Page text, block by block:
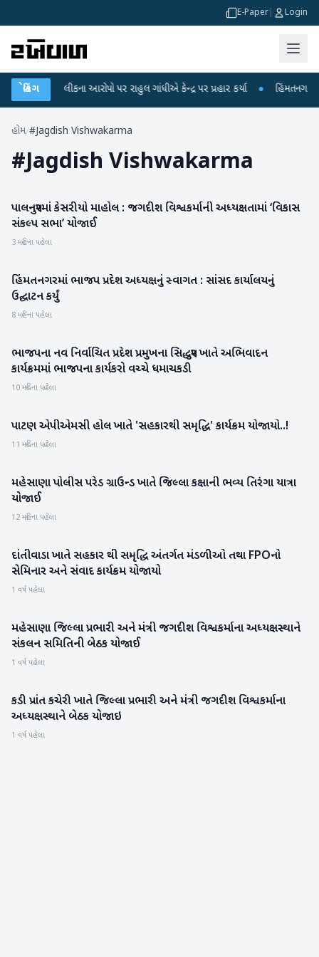
E-Paper Login
બ્રેકિંગ
પરીક્ષા લીકના આરોપો પર રાહુલ ગાંધીએ કેન્દ્ર પર પ્રહાર કર્યા ● હિંમતનગરમાં
હોમ/#Jagdish Vishwakarma
#Jagdish Vishwakarma
બનાસકાંઠા
પાલનપુરમાં કેસરીયો માહોલ : જગદીશ વિશ્વકર્માની અધ્યક્ષતામાં ‘વિકાસ
સંકલ્પ સભા’ યોજાઈ
3 મહિના પહેલા
સાબરકાંઠા
હિંમતનગરમાં ભાજપ પ્રદેશ અધ્યક્ષનું સ્વાગત : સાંસદ કાર્યાલયનું
ઉદ્ઘાટન કર્યું
8 મહિના પહેલા
પાટણ
ભાજપના નવ નિર્વાચિત પ્રદેશ પ્રમુખના સિદ્ધપુર ખાતે અભિવાદન
કાર્યક્રમમાં ભાજપના કાર્યકરો વચ્ચે ધમાચકડી
10 મહિના પહેલા
પાટણ
પાટણ એપીએમસી હોલ ખાતે 'સહકારથી સમૃદ્ધિ' કાર્યક્રમ યોજાયો..!
11 મહિના પહેલા
મહેસાણા
મહેસાણા પોલીસ પરેડ ગ્રાઉન્ડ ખાતે જિલ્લા કક્ષાની ભવ્ય તિરંગા યાત્રા
યોજાઈ
12 મહિના પહેલા
બનાસકાંઠા
દાંતીવાડા ખાતે સહકાર થી સમૃદ્ધિ અંતર્ગત મંડળીઓ તથા FPOનો
સેમિનાર અને સંવાદ કાર્યક્રમ યોજાયો
1 વર્ષ પહેલા
મહેસાણા
મહેસાણા જિલ્લા પ્રભારી અને મંત્રી જગદીશ વિશ્વકર્માના અધ્યક્ષસ્થાને
સંકલન સમિતિની બેઠક યોજાઈ
1 વર્ષ પહેલા
મહેસાણા
કડી પ્રાંત કચેરી ખાતે જિલ્લા પ્રભારી અને મંત્રી જગદીશ વિશ્વકર્માના
અધ્યક્ષસ્થાને બેઠક યોજાઇ
1 વર્ષ પહેલા